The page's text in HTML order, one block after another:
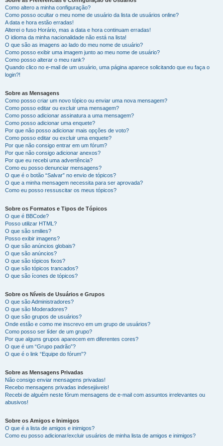
Como altero a minha configuração?
Como posso ocultar o meu nome de usuário da lista de usuários online?
A data e hora estão erradas!
Alterei o fuso Horário, mas a data e hora continuam erradas!
O idioma da minha nacionalidade não está na lista!
O que são as imagens ao lado do meu nome de usuário?
Como posso exibir uma imagem junto ao meu nome de usuário?
Como posso alterar o meu rank?
Quando clico no e-mail de um usuário, uma página aparece solicitando que eu faça o
login?!
Sobre as Mensagens
Como posso criar um novo tópico ou enviar uma nova mensagem?
Como posso editar ou excluir uma mensagem?
Como posso adicionar assinatura a uma mensagem?
Como posso adicionar uma enquete?
Por que não posso adicionar mais opções de voto?
Como posso editar ou excluir uma enquete?
Por que não consigo entrar em um fórum?
Por que não consigo adicionar anexos?
Por que eu recebi uma advertência?
Como eu posso denunciar mensagens?
O que é o botão “Salvar” no envio de tópicos?
O que a minha mensagem necessita para ser aprovada?
Como eu posso ressuscitar os meus tópicos?
Sobre os Formatos e Tipos de Tópicos
O que é BBCode?
Posso utilizar HTML?
O que são smilies?
Posso exibir imagens?
O que são anúncios globais?
O que são anúncios?
O que são tópicos fixos?
O que são tópicos trancados?
O que são ícones de tópicos?
Sobre os Níveis de Usuários e Grupos
O que são Administradores?
O que são Moderadores?
O que são grupos de usuários?
Onde estão e como me inscrevo em um grupo de usuários?
Como posso ser líder de um grupo?
Por que alguns grupos aparecem em diferentes cores?
O que é um “Grupo padrão”?
O que é o link “Equipe do fórum”?
Sobre as Mensagens Privadas
Não consigo enviar mensagens privadas!
Recebo mensagens privadas indesejáveis!
Recebi de alguém neste fórum mensagens de e-mail com assuntos irrelevantes ou
abusivos!
Sobre os Amigos e Inimigos
O que é a lista de amigos e inimigos?
Como eu posso adicionar/excluir usuários de minha lista de amigos e inimigos?